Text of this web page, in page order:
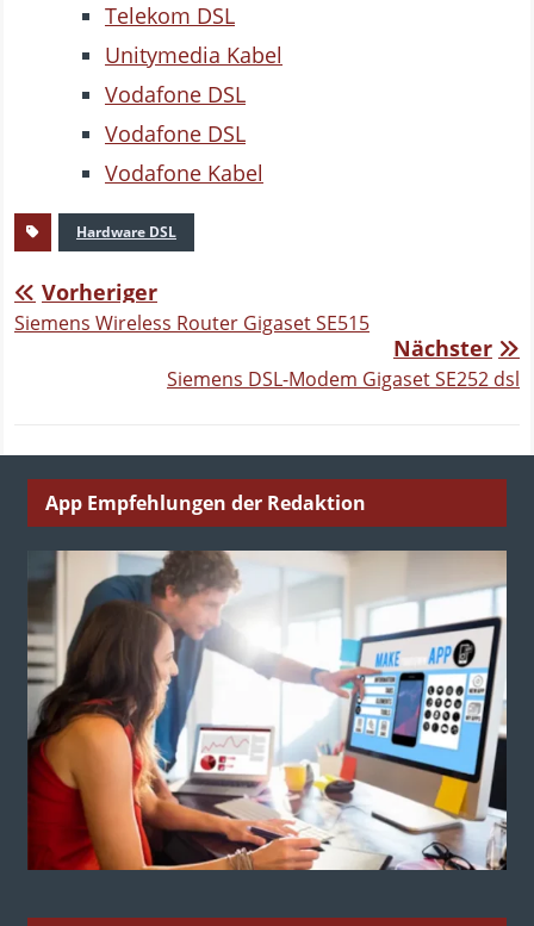
Telekom DSL
Unitymedia Kabel
Vodafone DSL
Vodafone DSL
Vodafone Kabel
Hardware DSL
Vorheriger
Siemens Wireless Router Gigaset SE515
Nächster
Siemens DSL-Modem Gigaset SE252 dsl
App Empfehlungen der Redaktion